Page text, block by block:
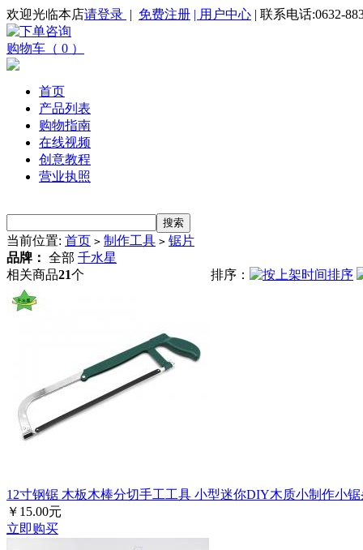
欢迎光临本店请登录 | 免费注册 | 用户中心 | 联系电话:0632-
购物车（ 0 ）
首页
产品列表
购物指南
在线视频
创意教程
营业执照
当前位置: 首页 > 制作工具 > 锯片
品牌： 全部 千水星
相关商品21个 排序：
12寸钢锯 木板木棒分切手工工具 小型迷你DIY木质小制作小锯
￥15.00元
立即购买